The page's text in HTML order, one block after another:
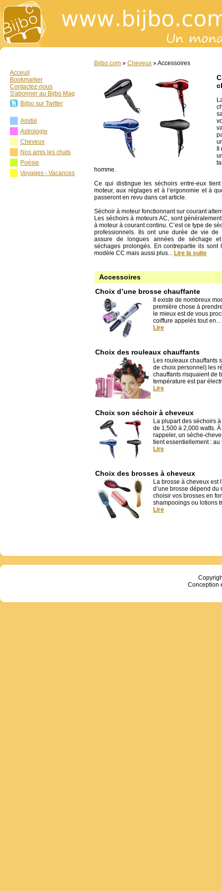
Acceuil
Bookmarker
Contactez-nous
S'abonner au Bijbo Mag
Bijbo sur Twitter
Amitié
Astrologie
Cheveux
Nos amis les chats
Poésie
Voyages - Vacances
Bijbo.com » Cheveux » Accessoires
homme.
Ce qui distingue les séchoirs entre-eux
moteur, aux réglages et à l’ergonomie et à
passeront en revu dans cet article.
Séchoir à moteur fonctionnant sur courant
Les séchoirs à moteurs AC, sont
à moteur à courant continu. C’est ce type de
professionnels. Ils ont une durée de vie
assure de longues années de séchage
séchages prolongés. En contrepartie ils
modèle CC mais aussi plus... Lire la suite
Accessoires
Choix d’une brosse chauffante
Il existe de nombreux
première chose à
le mieux est de vous
coiffure appelés tout en...
Lire
Choix des rouleaux chauffants
Les rouleaux chauffants
de choix personnel) les
chauffants risquaient de
température est par
Lire
Choix son séchoir à cheveux
La plupart des séchoirs
de 1,500 à 2,000 watts.
rappeler, un sèche-
tient essentiellement : au
Lire
Choix des brosses à cheveux
La brosse à cheveux est
d’une brosse dépend
choisir vos brosses en
shampooings ou lotions
Lire
Conception